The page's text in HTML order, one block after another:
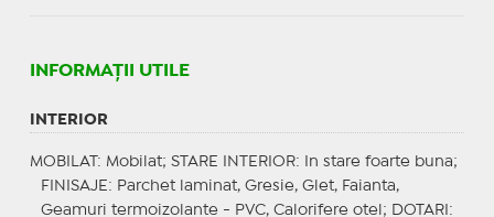
INFORMAŢII UTILE
INTERIOR
MOBILAT : Mobilat; STARE INTERIOR: In stare foarte buna;
FINISAJE : Parchet laminat, Gresie, Glet, Faianta,
Geamuri termoizolante - PVC, Calorifere otel;
DOTARI :